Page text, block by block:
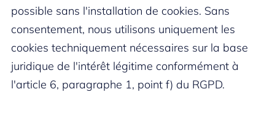
possible sans l'installation de cookies. Sans
consentement, nous utilisons uniquement les
cookies techniquement nécessaires sur la base
juridique de l'intérêt légitime conformément à
l'article 6, paragraphe 1, point f) du RGPD.